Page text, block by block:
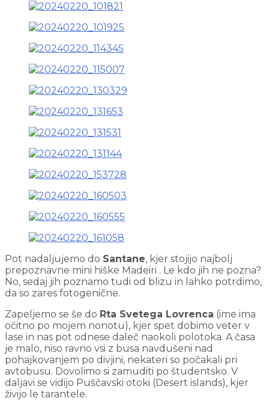
Pot nadaljujemo do Santane, kjer stojijo najbolj
prepoznavne mini hiške Madeiri . Le kdo jih ne pozna?
No, sedaj jih poznamo tudi od blizu in lahko potrdimo,
da so zares fotogenične.
Zapeljemo se še do Rta Svetega Lovrenca (ime ima
očitno po mojem nonotu), kjer spet dobimo veter v
lase in nas pot odnese daleč naokoli polotoka. A časa
je malo, niso ravno vsi z busa navdušeni nad
pohajkovanjem po divjini, nekateri so počakali pri
avtobusu. Dovolimo si zamuditi po študentsko. V
daljavi se vidijo Puščavski otoki (Desert islands), kjer
živijo le tarantele.